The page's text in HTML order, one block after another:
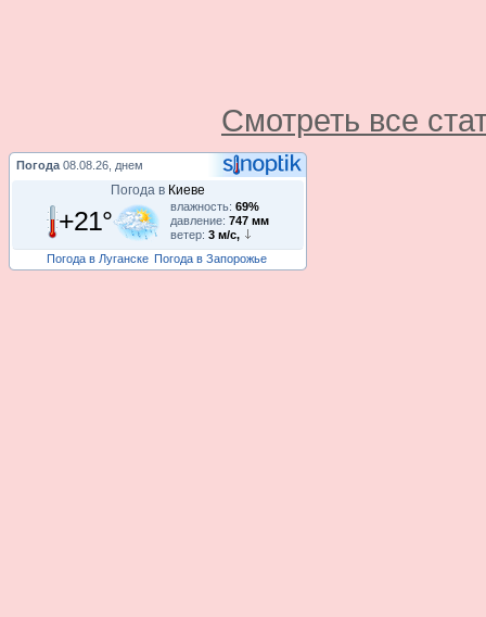
Смотреть все
Погода 08.08.26, днем
Погода в Киеве
+21° влажность: 69%
давление: 747 мм
ветер: 3 м/с,
Погода в Луганске Погода в Запорожье